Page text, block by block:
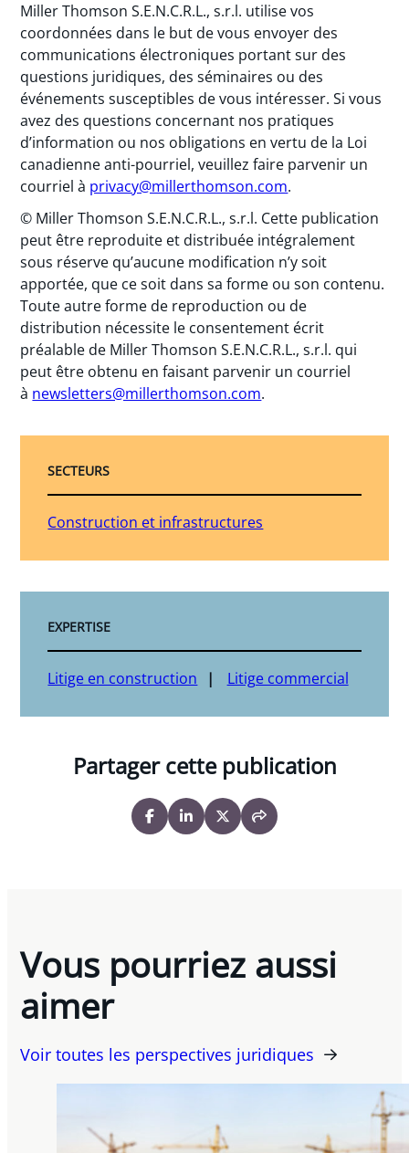
Miller Thomson S.E.N.C.R.L., s.r.l. utilise vos
coordonnées dans le but de vous envoyer des
communications électroniques portant sur des
questions juridiques, des séminaires ou des
événements susceptibles de vous intéresser. Si vous
avez des questions concernant nos pratiques
d’information ou nos obligations en vertu de la Loi
canadienne anti-pourriel, veuillez faire parvenir un
courriel à privacy@millerthomson.com.
© Miller Thomson S.E.N.C.R.L., s.r.l. Cette publication
peut être reproduite et distribuée intégralement
sous réserve qu’aucune modification n’y soit
apportée, que ce soit dans sa forme ou son contenu.
Toute autre forme de reproduction ou de
distribution nécessite le consentement écrit
préalable de Miller Thomson S.E.N.C.R.L., s.r.l. qui
peut être obtenu en faisant parvenir un courriel
à newsletters@millerthomson.com.
SECTEURS
Construction et infrastructures
EXPERTISE
Litige en construction Litige commercial
Partager cette publication
Vous pourriez aussi
aimer
Voir toutes les perspectives juridiques